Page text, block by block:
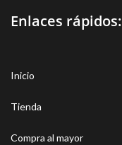
Enlaces rápidos:
Inicio
Tienda
Compra al mayor